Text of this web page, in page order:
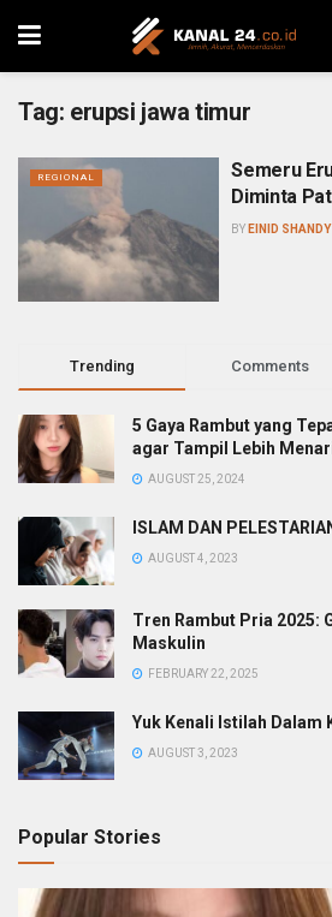
Tag: erupsi jawa timur
REGIONAL
Semeru
Diminta
BY EINID SHANDY
Trending Comments
5 Gaya Rambut yang
agar Tampil Lebih
AUGUST 25, 2024
ISLAM DAN
AUGUST 4, 2023
Tren Rambut Pria 2025:
Maskulin
FEBRUARY 22, 2025
Yuk Kenali Istilah Dalam
AUGUST 3, 2023
Popular Stories